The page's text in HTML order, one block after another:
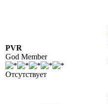
PVR
God Member
Отсутствует